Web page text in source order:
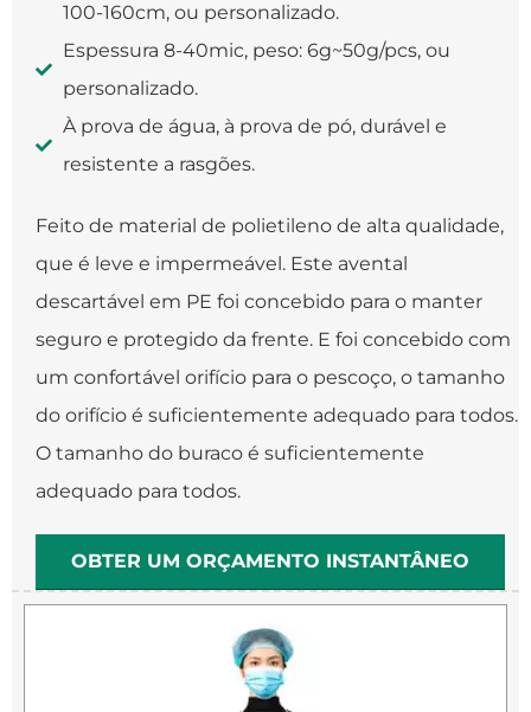
100-160cm, ou personalizado.
Espessura 8-40mic, peso: 6g~50g/pcs, ou
personalizado.
À prova de água, à prova de pó, durável e
resistente a rasgões.
Feito de material de polietileno de alta qualidade,
que é leve e impermeável. Este avental
descartável em PE foi concebido para o manter
seguro e protegido da frente. E foi concebido com
um confortável orifício para o pescoço, o tamanho
do orifício é suficientemente adequado para todos.
O tamanho do buraco é suficientemente
adequado para todos.
OBTER UM ORÇAMENTO INSTANTÂNEO